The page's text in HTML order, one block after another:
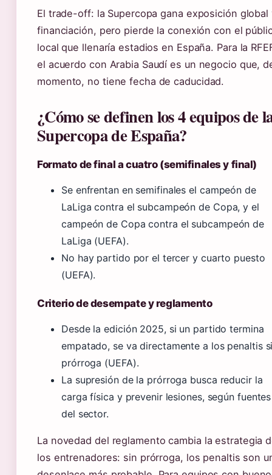
El trade-off: la Supercopa gana exposición global
financiación, pero pierde la conexión con el
local que llenaría estadios en España. Para la
el acuerdo con Arabia Saudí es un negocio que,
momento, no tiene fecha de caducidad.
¿Cómo se definen los 4 equipos de
Supercopa de España?
Formato de final a cuatro (semifinales y final)
Se enfrentan en semifinales el campeón de
LaLiga contra el subcampeón de Copa, y el
campeón de Copa contra el subcampeón de
LaLiga (UEFA).
No hay partido por el tercer y cuarto puesto
(UEFA).
Criterio de desempate y reglamento
Desde la edición 2025, si un partido termina
empatado, se va directamente a los penaltis
prórroga (UEFA).
La supresión de la prórroga busca reducir la
carga física y prevenir lesiones, según fuentes
del sector.
La novedad del reglamento cambia la estrategia
los entrenadores: sin prórroga, los penaltis son